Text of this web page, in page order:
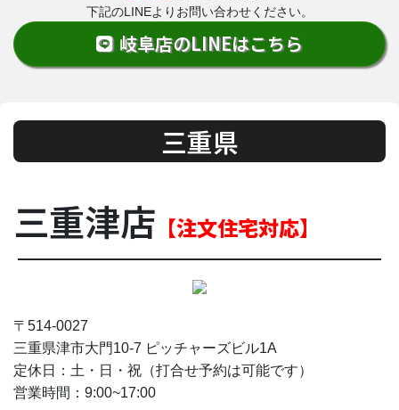
下記のLINEよりお問い合わせください。
岐阜店のLINEはこちら
三重県
三重津店 【注文住宅対応】
〒514-0027
三重県津市大門10-7 ピッチャーズビル1A
定休日：土・日・祝（打合せ予約は可能です）
営業時間：9:00~17:00